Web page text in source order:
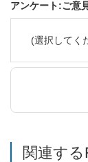
アンケート:ご意
(選択してく
関連する